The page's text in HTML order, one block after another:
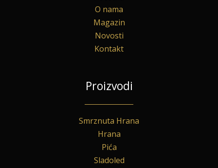
O nama
Magazin
Novosti
Kontakt
Proizvodi
Smrznuta Hrana
Hrana
Pića
Sladoled